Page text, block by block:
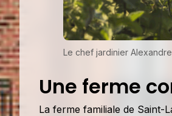
Le chef jardinier
Une ferme
La ferme familiale de Saint-